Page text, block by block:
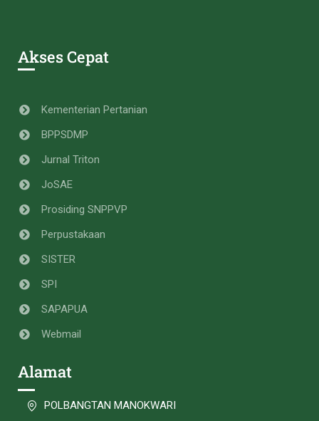
Akses Cepat
Kementerian Pertanian
BPPSDMP
Jurnal Triton
JoSAE
Prosiding SNPPVP
Perpustakaan
SISTER
SPI
SAPAPUA
Webmail
Alamat
POLBANGTAN MANOKWARI